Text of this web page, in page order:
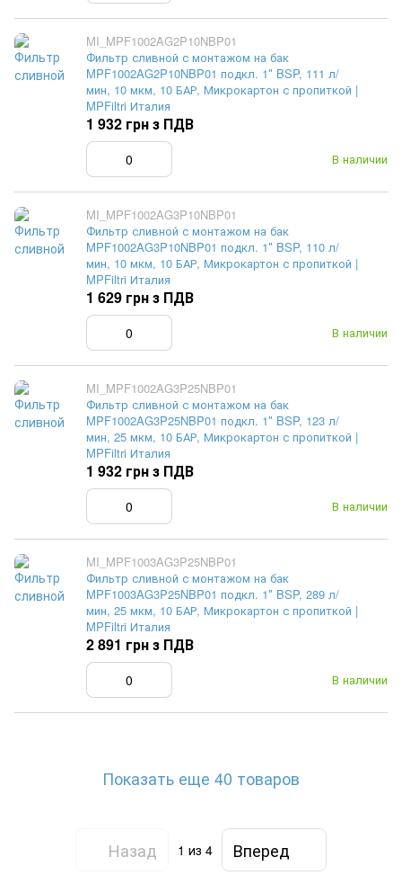
MI_MPF1002AG2P10NBP01
Фильтр сливной с монтажом на бак
MPF1002AG2P10NBP01 подкл. 1″ BSP, 111 л/
мин, 10 мкм, 10 БАР, Микрокартон с пропиткой |
MPFiltri Италия
В наличии
1 932 грн з ПДВ
MI_MPF1002AG3P10NBP01
Фильтр сливной с монтажом на бак
MPF1002AG3P10NBP01 подкл. 1″ BSP, 110 л/
мин, 10 мкм, 10 БАР, Микрокартон с пропиткой |
MPFiltri Италия
В наличии
1 629 грн з ПДВ
MI_MPF1002AG3P25NBP01
Фильтр сливной с монтажом на бак
MPF1002AG3P25NBP01 подкл. 1″ BSP, 123 л/
мин, 25 мкм, 10 БАР, Микрокартон с пропиткой |
MPFiltri Италия
В наличии
1 932 грн з ПДВ
MI_MPF1003AG3P25NBP01
Фильтр сливной с монтажом на бак
MPF1003AG3P25NBP01 подкл. 1″ BSP, 289 л/
мин, 25 мкм, 10 БАР, Микрокартон с пропиткой |
MPFiltri Италия
В наличии
2 891 грн з ПДВ
Показать еще 40 товаров
Назад 1 из 4 Вперед